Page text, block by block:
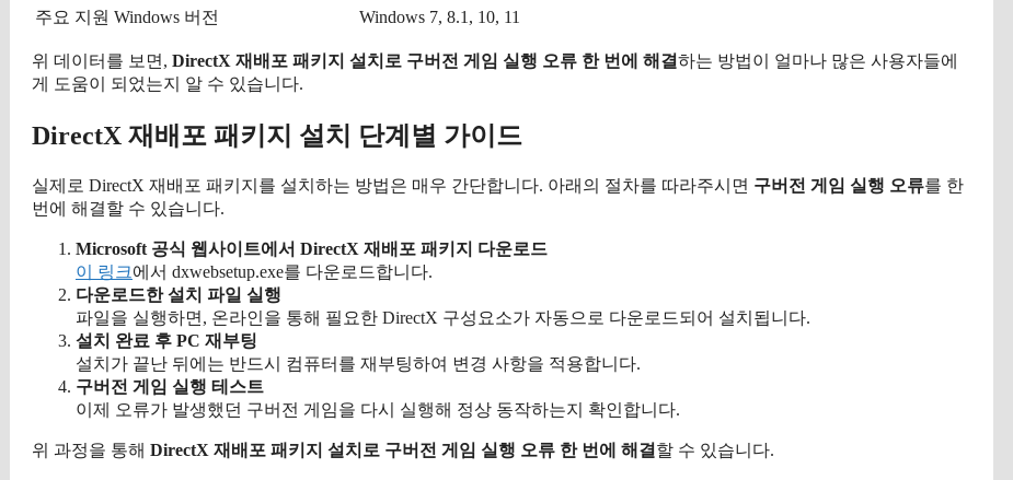
주요 지원 Windows 버전
Windows 7, 8.1, 10, 11
위 데이터를 보면, DirectX 재배포 패키지 설치로 구버전 게임 실행 오류 한 번에 해결하는 방법이 얼마나 많은 사용자들에
게 도움이 되었는지 알 수 있습니다.
DirectX 재배포 패키지 설치 단계별 가이드
실제로 DirectX 재배포 패키지를 설치하는 방법은 매우 간단합니다. 아래의 절차를 따라주시면 구버전 게임 실행 오류를 한
번에 해결할 수 있습니다.
Microsoft 공식 웹사이트에서 DirectX 재배포 패키지 다운로드
이 링크에서 dxwebsetup.exe를 다운로드합니다.
다운로드한 설치 파일 실행
파일을 실행하면, 온라인을 통해 필요한 DirectX 구성요소가 자동으로 다운로드되어 설치됩니다.
설치 완료 후 PC 재부팅
설치가 끝난 뒤에는 반드시 컴퓨터를 재부팅하여 변경 사항을 적용합니다.
구버전 게임 실행 테스트
이제 오류가 발생했던 구버전 게임을 다시 실행해 정상 동작하는지 확인합니다.
위 과정을 통해 DirectX 재배포 패키지 설치로 구버전 게임 실행 오류 한 번에 해결 할 수 있습니다.